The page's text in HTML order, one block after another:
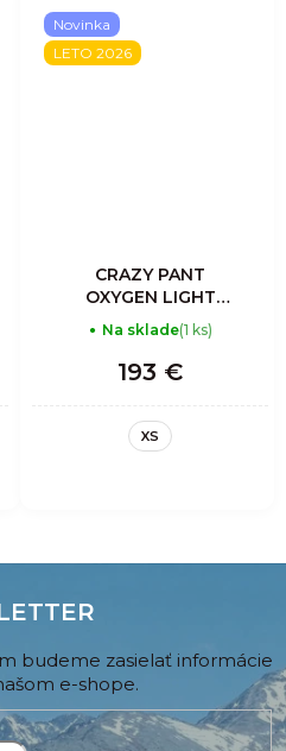
Novinka
LETO 2026
CRAZY PANT
OXYGEN LIGHT
WOMAN ASTER
Na sklade(1 ks)
193 €
XS
budeme zasielať informácie
e-shope.